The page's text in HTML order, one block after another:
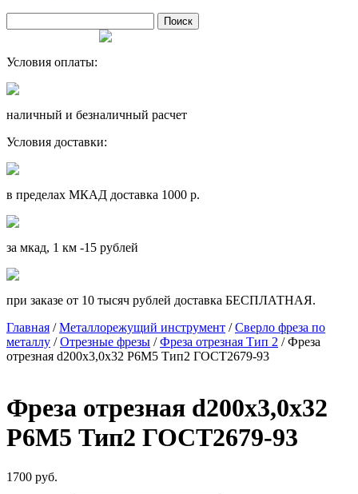
Условия оплаты:
наличный и безналичный расчет
Условия доставки:
в пределах МКАД доставка 1000 р.
за мкад, 1 км -15 рублей
при заказе от 10 тысяч рублей доставка БЕСПЛАТНАЯ.
Главная /Металлорежущий инструмент /Сверло фреза по
металлу /Отрезные фрезы /Фреза отрезная Тип 2 / Фреза
отрезная d200х3,0х32 Р6М5 Тип2 ГОСТ2679-93
Фреза отрезная d200х3,0х32
Р6М5 Тип2 ГОСТ2679-93
1700 руб.